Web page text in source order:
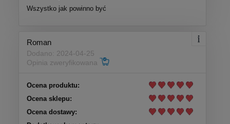
Wszystko jak powinno być
Roman
Dodano: 2024-04-25
Opinia zweryfikowana
Ocena produktu:
Ocena sklepu:
Ocena dostawy: